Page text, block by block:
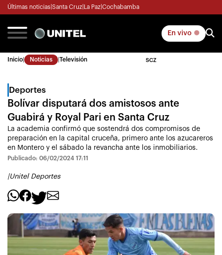
Últimas noticias Santa Cruz La Paz Cochabamba
En vivo
Inicio Noticias Televisión SCZ
Deportes
Bolívar disputará dos amistosos ante
Guabirá y Royal Pari en Santa Cruz
La academia confirmó que sostendrá dos compromisos de
preparación en la capital cruceña, primero ante los azucareros
en Montero y el sábado la revancha ante los inmobiliarios.
Publicado: 06/02/2024 17:11
|Unitel Deportes